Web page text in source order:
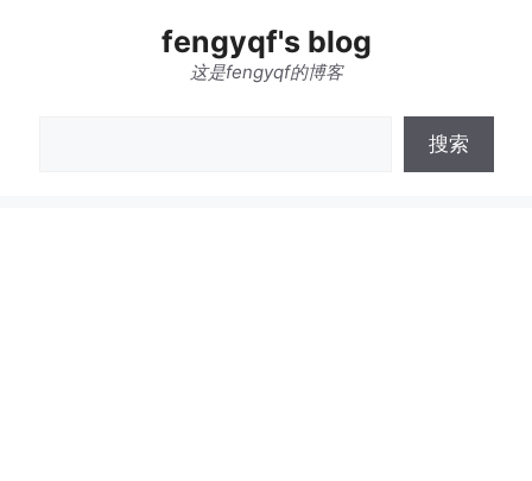
fengyqf's blog
这是fengyqf的博客
搜索